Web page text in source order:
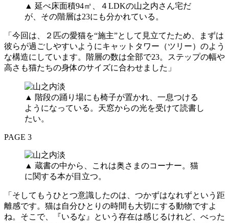
▲ 延べ床面積94㎡、４LDKの山之内さん宅だ
が、その階層は23にも分かれている。
「今回は、２匹の愛猫を“施主”として見立てたため、まずは
彼らが過ごしやすいようにキャットタワー（ツリー）のよう
な構造にしています。階層の数は全部で23。ステップの幅や
高さも猫たちの身体のサイズに合わせました」
▲ 階段の踊り場にも椅子が置かれ、一息つける
ようになっている。天窓からの光を受けて読書し
たい。
PAGE 3
▲ 蔵書の中から、これは奥さまのコーナー。猫
に関する本が目立つ。
「そしてもうひとつ意識したのは、つかずはなれずという距
離感です。猫は自分ひとりの時間も大切にする動物ですよ
ね。そこで、『いるな』という存在は感じるけれど、べった